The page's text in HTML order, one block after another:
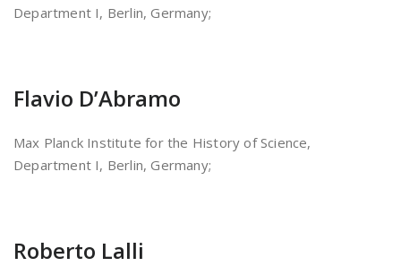
Department I, Berlin, Germany;
Flavio D’Abramo
Max Planck Institute for the History of Science,
Department I, Berlin, Germany;
Roberto Lalli